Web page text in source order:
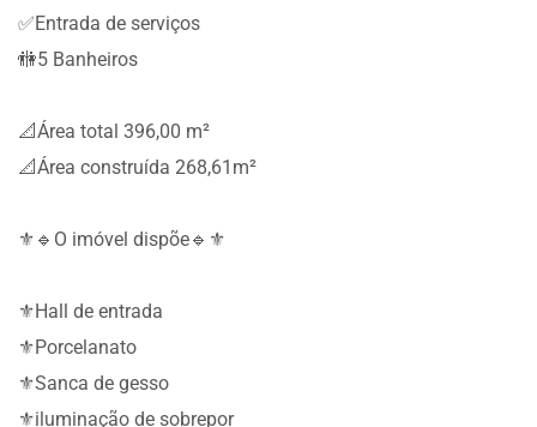
✅Entrada de serviços
🚻5 Banheiros
📐Área total 396,00 m²
📐Área construída 268,61m²
⚜️🔹O imóvel dispõe🔹⚜️
⚜️Hall de entrada
⚜️Porcelanato
⚜️Sanca de gesso
⚜️iluminação de sobrepor